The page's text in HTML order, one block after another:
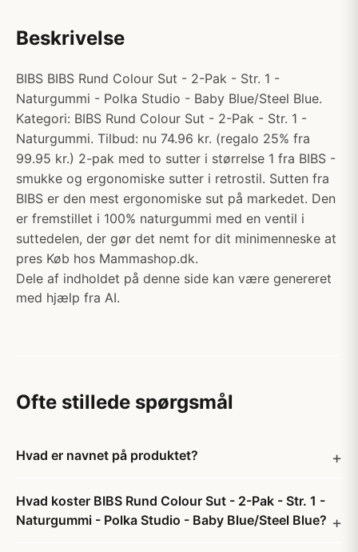
Beskrivelse
BIBS BIBS Rund Colour Sut - 2-Pak - Str. 1 -
Naturgummi - Polka Studio - Baby Blue/Steel Blue.
Kategori: BIBS Rund Colour Sut - 2-Pak - Str. 1 -
Naturgummi. Tilbud: nu 74.96 kr. (regalo 25% fra
99.95 kr.) 2-pak med to sutter i størrelse 1 fra BIBS -
smukke og ergonomiske sutter i retrostil. Sutten fra
BIBS er den mest ergonomiske sut på markedet. Den
er fremstillet i 100% naturgummi med en ventil i
suttedelen, der gør det nemt for dit minimenneske at
pres Køb hos Mammashop.dk.
Dele af indholdet på denne side kan være genereret
med hjælp fra AI.
Ofte stillede spørgsmål
Hvad er navnet på produktet?
Hvad koster BIBS Rund Colour Sut - 2-Pak - Str. 1 -
Naturgummi - Polka Studio - Baby Blue/Steel Blue?